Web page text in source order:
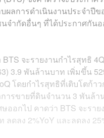
ผลการดำเนินงานประจำปีข
จำกัดอื่นๆ ที่ได้ประกาศกัน
จะรายงานกำไรสุทธิ
3.9 พันล้านบาท เพิ่มขึ้น
โดยกำไรสุทธิที่เติบโตก้าว
การขายที่ดินจำนวน 3 พันล้า
ออกไป คาดว่า BTS จะราย
ลดลง 2%YoY และลดลง